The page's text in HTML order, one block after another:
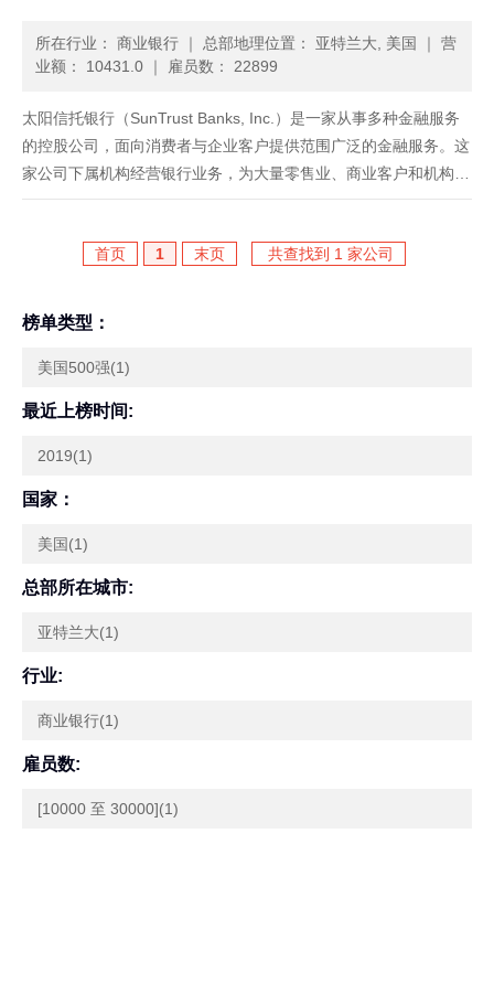
所在行业： 商业银行 ｜ 总部地理位置： 亚特兰大, 美国 ｜ 营
业额： 10431.0 ｜ 雇员数： 22899
太阳信托银行（SunTrust Banks, Inc.）是一家从事多种金融服务
的控股公司，面向消费者与企业客户提供范围广泛的金融服务。这
家公司下属机构经营银行业务，为大量零售业、商业客户和机构客
户提供存款、信贷、信托与投资服务。它还有一些下属机构提供银
首页
1 末页 共查找到 1 家公司
榜单类型：
美国500强(1)
最近上榜时间:
2019(1)
国家：
美国(1)
总部所在城市:
亚特兰大(1)
行业:
商业银行(1)
雇员数:
[10000 至 30000](1)